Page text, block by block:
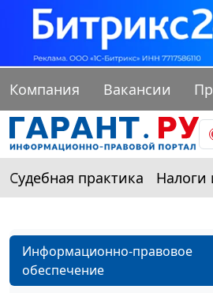
Компания Вакансии
Судебная практика Налоги
Информационно-правовое
обеспечение